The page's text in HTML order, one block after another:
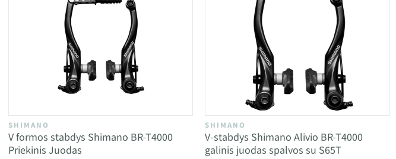
SHIMANO
V formos stabdys Shimano BR-T4000
Priekinis Juodas
SHIMANO
V-stabdys Shimano Alivio BR-T4000
galinis juodas spalvos su S65T